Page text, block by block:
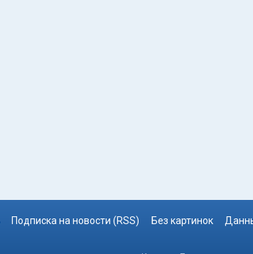
Подписка на новости (RSS) Без картинок